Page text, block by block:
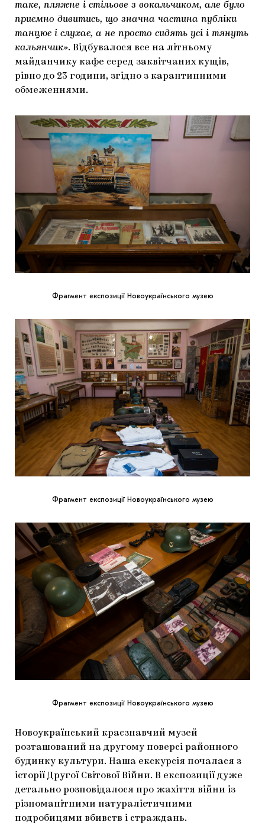
таке, пляжне і стільове з вокальчиком, але було
приємно дивитись, що значна частина публіки
танцює і слухає, а не просто сидять усі і тянуть
кальянчик». Відбувалося все на літньому
майданчику кафе серед заквітчаних кущів,
рівно до 23 години, згідно з карантинними
обмеженнями.
Фрагмент експозиції Новоукраїнського музею
Фрагмент експозиції Новоукраїнського музею
Фрагмент експозиції Новоукраїнського музею
Новоукраїнський краєзнавчий музей
розташований на другому поверсі районного
будинку культури. Наша екскурсія почалася з
історії Другої Світової Війни. В експозиції дуже
детально розповідалося про жахіття війни із
різноманітними натуралістичними
подробицями вбивств і страждань.